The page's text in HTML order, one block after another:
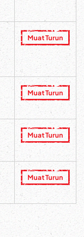
Muat Turun
Muat Turun
Muat Turun
Muat Turun